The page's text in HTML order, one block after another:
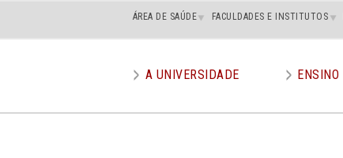
Main
superior
ÁREA DE SAÚDE FACULDADES E INSTITUTOS
menu
A UNIVERSIDADE ENSINO